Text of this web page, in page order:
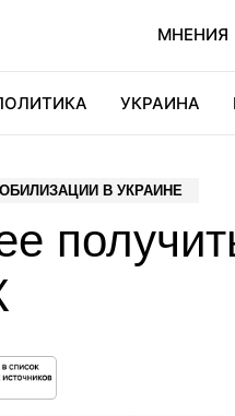
МНЕНИЯ
УКРАИНА
В УКРАИНЕ